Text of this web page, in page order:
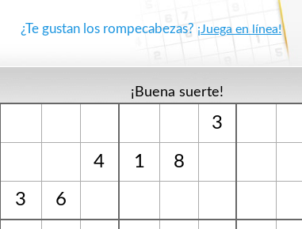
¿Te gustan los rompecabezas? ¡Juega en línea!
¡Buena suerte!
3
4 1
8
3
6